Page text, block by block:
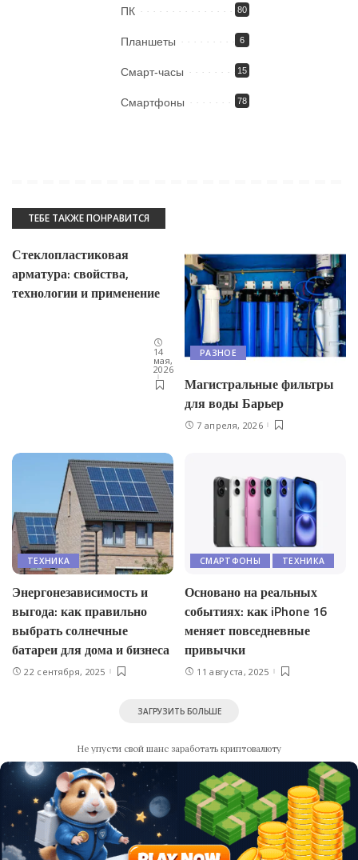
ПК 80
Планшеты 6
Смарт-часы 15
Смартфоны 78
ТЕБЕ ТАКЖЕ ПОНРАВИТСЯ
Стеклопластиковая
арматура: свойства,
технологии и применение
14
мая,
2026
РАЗНОЕ
Магистральные фильтры
для воды Барьер
7 апреля, 2026
ТЕХНИКА
Энергонезависимость и
выгода: как правильно
выбрать солнечные
батареи для дома и бизнеса
22 сентября, 2025
СМАРТФОНЫ ТЕХНИКА
Основано на реальных
событиях: как iPhone 16
меняет повседневные
привычки
11 августа, 2025
ЗАГРУЗИТЬ БОЛЬШЕ
Не упусти свой шанс заработать криптовалюту